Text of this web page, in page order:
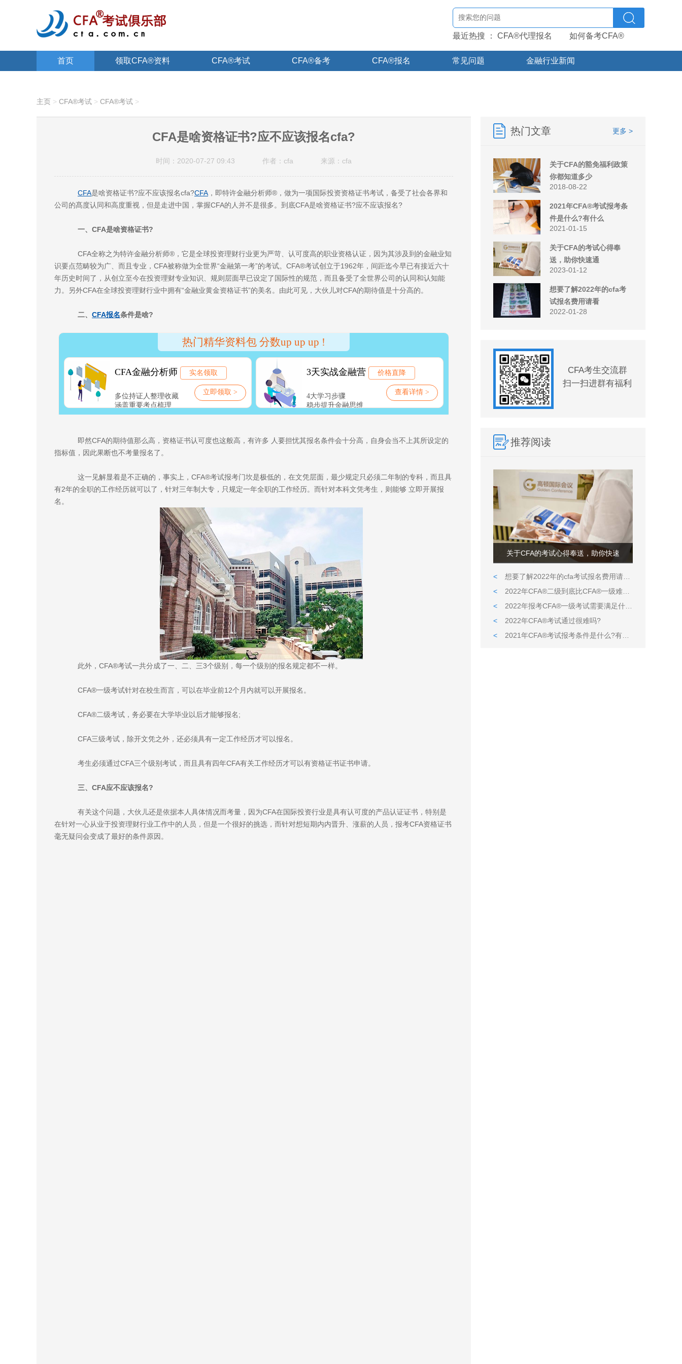
最近热搜 ： CFA®代理报名 如何备考CFA®
首页 领取CFA®资料 CFA®考试 CFA®备考 CFA®报名 常见问题 金融行业新闻
主页 > CFA®考试 > CFA®考试 >
CFA是啥资格证书?应不应该报名cfa?
时间：2020-07-27 09:43 作者：cfa 来源：cfa
CFA是啥资格证书?应不应该报名cfa?CFA ，即特许金融分析师®，做为一项国际投资资格证书考试，备受了社会各界和
公司的髙度认同和高度重视，但是走进中国，掌握CFA的人并不是很多。到底CFA是啥资格证书?应不应该报名?
一、CFA是啥资格证书?
CFA全称之为特许金融分析师®，它是全球投资理财行业更为严苛、认可度高的职业资格认证，因为其涉及到的金融业知
识要点范畴较为广、而且专业，CFA被称做为全世界“金融第一考”的考试。CFA®考试创立于1962年，间距迄今早已有接近六十
年历史时间了，从创立至今在投资理财专业知识、规则层面早已设定了国际性的规范，而且备受了全世界公司的认同和认知能
力。另外CFA在全球投资理财行业中拥有“金融业黄金资格证书”的美名。由此可见，大伙儿对CFA的期待值是十分高的。
二、 CFA报名条件是啥?
即然CFA的期待值那么高，资格证书认可度也这般高，有许多 人要担忧其报名条件会十分高，自身会当不上其所设定的
指标值，因此果断也不考量报名了。
这一见解显着是不正确的，事实上，CFA®考试报考门坎是极低的，在文凭层面，最少规定只必须二年制的专科，而且具
有2年的全职的工作经历就可以了，针对三年制大专，只规定一年全职的工作经历。而针对本科文凭考生，则能够 立即开展报
名。
此外，CFA®考试一共分成了一、二、三3个级别，每一个级别的报名规定都不一样。
CFA®一级考试针对在校生而言，可以在毕业前12个月内就可以开展报名。
CFA®二级考试，务必要在大学毕业以后才能够报名;
CFA三级考试，除开文凭之外，还必须具有一定工作经历才可以报名。
考生必须通过CFA三个级别考试，而且具有四年CFA有关工作经历才可以有资格证书证书申请。
三、CFA应不应该报名?
有关这个问题，大伙儿还是依据本人具体情况而考量，因为CFA在国际投资行业是具有认可度的产品认证证书，特别是
在针对一心从业于投资理财行业工作中的人员，但是一个很好的挑选，而针对想短期内内晋升、涨薪的人员，报考CFA资格证书
毫无疑问会变成了最好的条件原因。
更多 >
热门文章
关于CFA的豁免福利政策
你都知道多少
2018-08-22
2021年CFA®考试报考条
件是什么?有什么
2021-01-15
关于CFA的考试心得奉
送，助你快速通
2023-01-12
想要了解2022年的cfa考
试报名费用请看
2022-01-28
CFA考生交流群
扫一扫进群有福利
推荐阅读
关于CFA的考试心得奉送，助你快速
<
想要了解2022年的cfa考试报名费用请看这里
<
2022年CFA®二级到底比CFA®一级难在哪儿?
<
2022年报考CFA®一级考试需要满足什么条件?
<
2022年CFA®考试通过很难吗?
<
2021年CFA®考试报考条件是什么?有什么限定吗?